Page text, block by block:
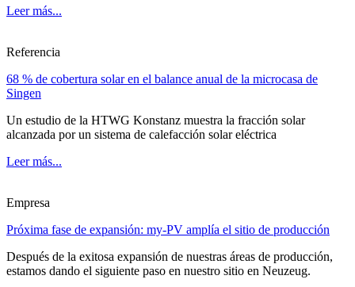
Leer más...
Referencia
68 % de cobertura solar en el balance anual de la microcasa de
Singen
Un estudio de la HTWG Konstanz muestra la fracción solar
alcanzada por un sistema de calefacción solar eléctrica
Leer más...
Empresa
Próxima fase de expansión: my-PV amplía el sitio de producción
Después de la exitosa expansión de nuestras áreas de producción,
estamos dando el siguiente paso en nuestro sitio en Neuzeug.